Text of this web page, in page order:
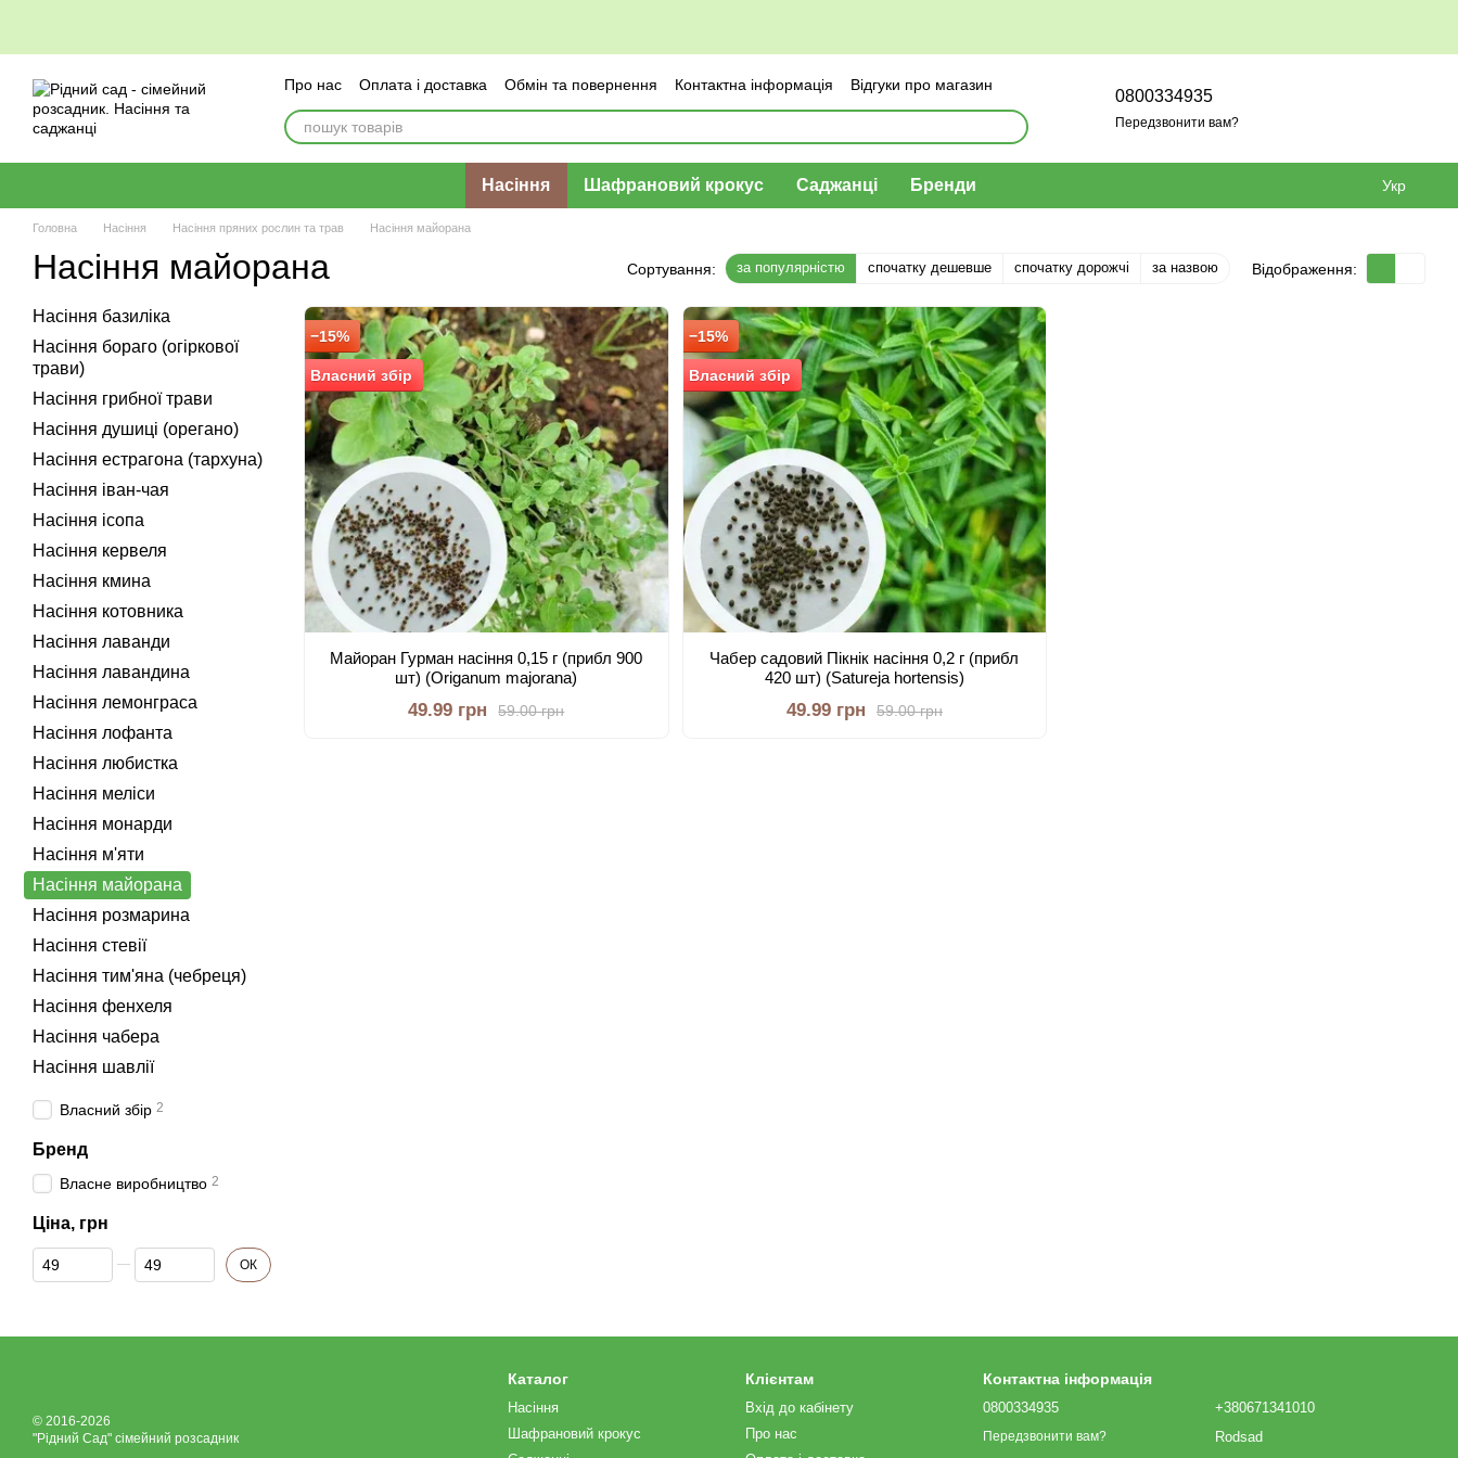
Про нас Оплата і доставка Обмін та повернення Контактна інформація Відгуки про магазин
0800334935
Передзвонити вам?
Насіння Шафрановий крокус Саджанці Бренди Укр
Головна Насіння Насіння пряних рослин та трав Насіння майорана
Насіння майорана Сортування: за популярністю спочатку дешевше спочатку дорожчі за назвою Відображення:
−15%
Власний збір
Майоран Гурман насіння 0,15 г (прибл 900
шт) (Orіganum majorana)
59.00 грн
49.99 грн
−15%
Власний збір
Чабер садовий Пікнік насіння 0,2 г (прибл
420 шт) (Satureja hortensіs)
59.00 грн
49.99 грн
Насіння базиліка
Насіння бораго (огіркової
трави)
Насіння грибної трави
Насіння душиці (орегано)
Насіння естрагона (тархуна)
Насіння іван-чая
Насіння ісопа
Насіння кервеля
Насіння кмина
Насіння котовника
Насіння лаванди
Насіння лавандина
Насіння лемонграса
Насіння лофанта
Насіння любистка
Насіння меліси
Насіння монарди
Насіння м'яти
Насіння майорана
Насіння розмарина
Насіння стевії
Насіння тим'яна (чебреця)
Насіння фенхеля
Насіння чабера
Насіння шавлії
Власний збір 2
Бренд
Власне виробництво 2
Ціна, грн
Від Ціна, грн
До Ціна, грн ОК
© 2016-2026
"Рідний Сад" сімейний розсадник
Каталог
Насіння
Шафрановий крокус
Клієнтам
Вхід до кабінету
Про нас
Контактна інформація
0800334935
Передзвонити вам?
+380671341010
Rodsad